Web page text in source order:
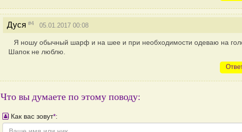
Дуся #4 05.01.2017 00:08
Я ношу обычный шарф и на шее и при необходимости одеваю на
Шапок не люблю.
Что вы думаете по этому поводу:
Как вас зовут*: